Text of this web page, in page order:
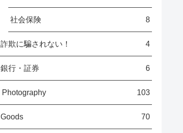
社会保険 8
詐欺に騙されない！ 4
銀行・証券 6
Photography 103
Goods 70